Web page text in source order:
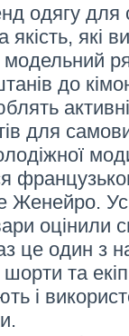
одягу
якість, які
модельний
до
для
Женейро.
це один з
та
і